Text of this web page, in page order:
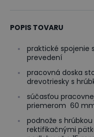
POPIS TOVARU
praktické spojenie
prevedení
pracovná doska
drevotriesky s
súčasťou
priemerom 60
podnože s
rektifikačnými